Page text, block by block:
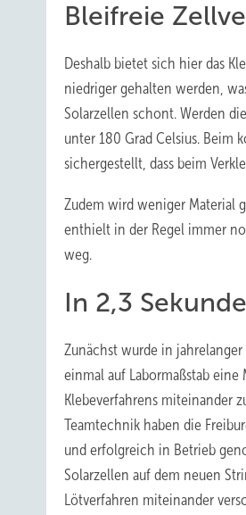
Bleifreie
Deshalb bietet sich hier das
niedriger gehalten werden,
Solarzellen schont. Werden
unter 180 Grad Celsius. Beim
sichergestellt, dass beim
Zudem wird weniger Material
enthielt in der Regel immer
weg.
In 2,3
Zunächst wurde in jahrelanger
einmal auf Labormaßstab
Klebeverfahrens miteinander
Teamtechnik haben die
und erfolgreich in Betrieb
Solarzellen auf dem neuen
Lötverfahren miteinander